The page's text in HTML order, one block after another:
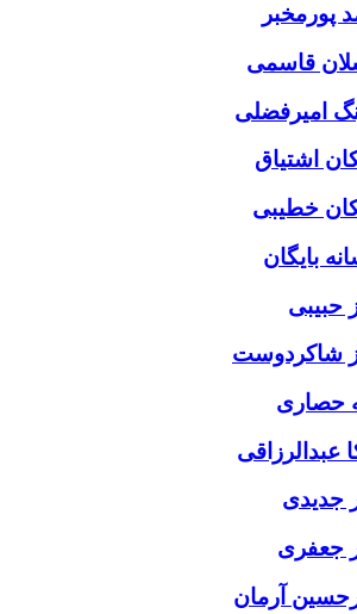
پورمخبر
قاسمی
امیرفضلی
اشتیاق
خطیبی
بایگان
حبیبی
شاکردوست
حصاری
عبدالرزاقی
جدیدی
جعفری
آرمان